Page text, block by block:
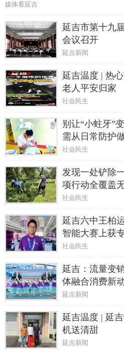
媒体看延吉
延吉市第十九
会议召开
延吉新闻
延吉温度 | 热
老人平安归家
社会民生
别让“小蛀牙”
需从日常防护
社会民生
发现一处铲除
项行动全覆盖
社会民生
延吉六中王柏
智能大赛上获
社会民生
延吉：流量变
体融合消费新
延吉新闻
延吉温度 | 延
机送清甜
延吉新闻